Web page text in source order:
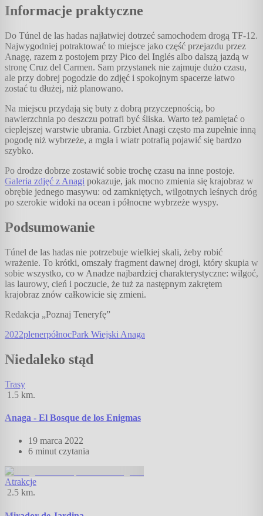
Informacje praktyczne
Do Túnel de las hadas najłatwiej dotrzeć samochodem drogą TF-12.
Najwygodniej potraktować to miejsce jako część przejazdu przez
Anagę, razem z postojem przy Pico del Inglés albo dalszą jazdą w
stronę Cruz del Carmen. Sam przystanek nie zajmuje dużo czasu,
ale przy dobrej pogodzie do zdjęć i spokojnym spacerze łatwo
zostać tu dłużej, niż planowano.
Na miejscu przydają się buty z dobrą przyczepnością, bo
nawierzchnia po deszczu potrafi być śliska. Warto też pamiętać o
cieplejszej warstwie ubrania. Grzbiet Anagi często ma zupełnie inną
pogodę niż wybrzeże, a mgła i wiatr potrafią pojawić się bardzo
szybko.
Po drodze dobrze zostawić sobie trochę czasu na inne postoje.
Galeria zdjęć z Anagi pokazuje, jak mocno zmienia się krajobraz w
obrębie jednego masywu: od zamkniętych, wilgotnych leśnych dróg
po szerokie widoki na ocean i północne wybrzeże wyspy.
Podsumowanie
Túnel de las hadas nie potrzebuje wielkiej skali, żeby robić
wrażenie. To krótki, omszały fragment dawnej drogi, który skupia w
sobie wszystko, co w Anadze najbardziej charakterystyczne: wilgoć,
las laurowy, cień i poczucie, że tuż za następnym zakrętem
krajobraz znów całkowicie się zmieni.
Redakcja „Poznaj Teneryfę”
2022plenerpółnocPark Wiejski Anaga
Niedaleko stąd
Trasy
1.5 km.
Anaga - El Bosque de los Enigmas
19 marca 2022
6 minutczytania
Atrakcje
2.5 km.